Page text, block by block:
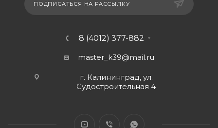
ПОДПИСАТЬСЯ НА РАССЫЛКУ
8 (4012) 377-882
master_k39@mail.ru
г. Калининград, ул.
Судостроительная 4